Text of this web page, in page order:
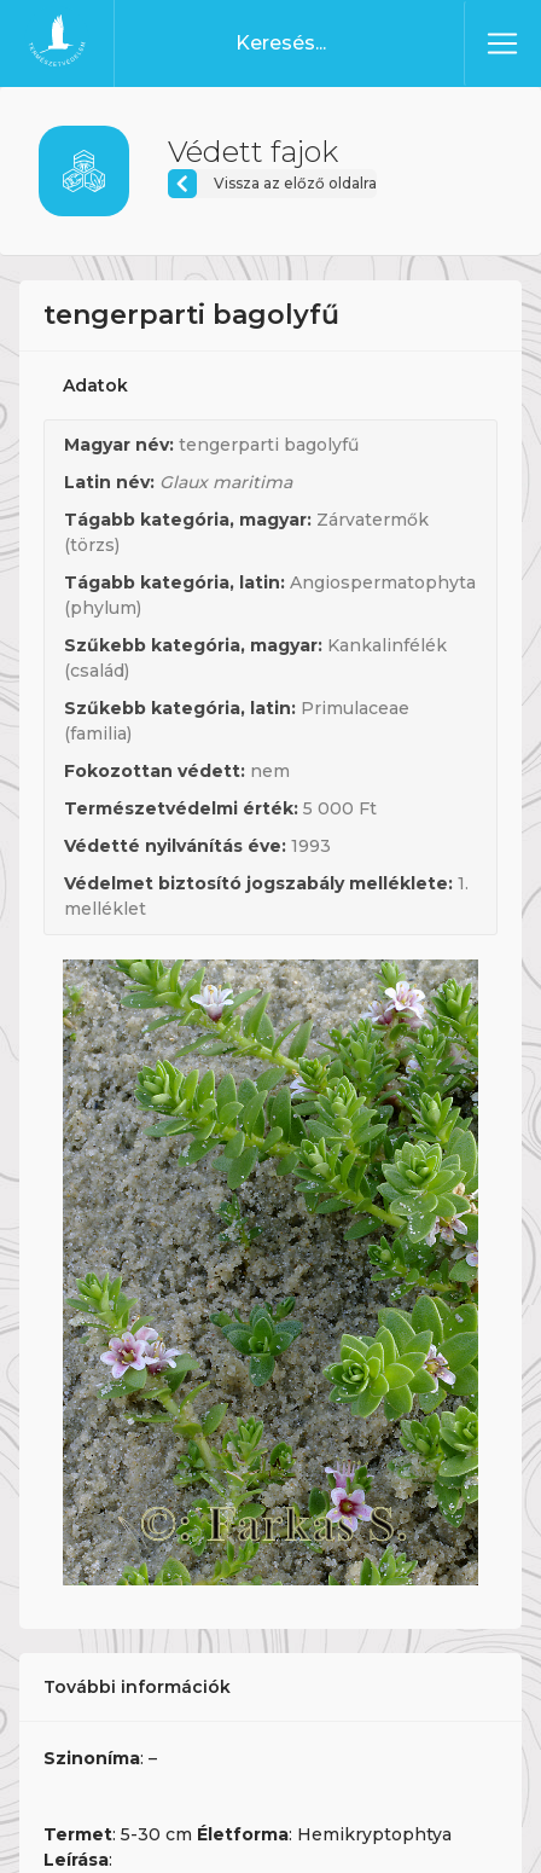
Ugrás a tartalomhoz
Főoldal
Védett fajok
Vissza az előző oldalra
tengerparti bagolyfű
Adatok
Magyar név: tengerparti bagolyfű
Latin név: Glaux maritima
Tágabb kategória, magyar: Zárvatermők
(törzs)
Tágabb kategória, latin: Angiospermatophyta
(phylum)
Szűkebb kategória, magyar: Kankalinfélék
(család)
Szűkebb kategória, latin: Primulaceae
(familia)
Fokozottan védett: nem
Természetvédelmi érték: 5 000 Ft
Védetté nyilvánítás éve: 1993
Védelmet biztosító jogszabály melléklete: 1.
melléklet
További információk
Szinoníma: –
Termet: 5-30 cm Életforma: Hemikryptophtya
Leírása: